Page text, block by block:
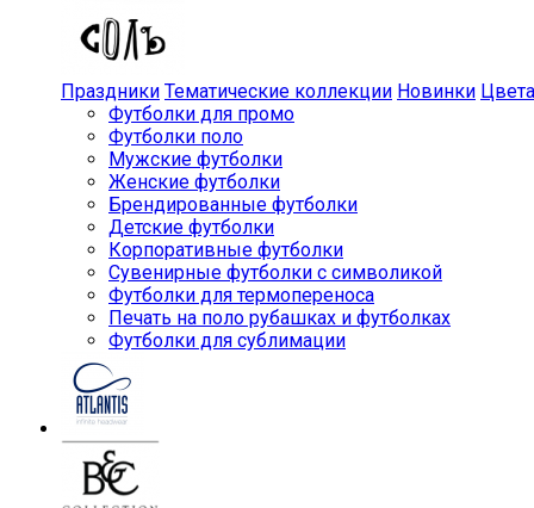
Праздники Тематические коллекции Новинки Цвета
Футболки для промо
Футболки поло
Мужские футболки
Женские футболки
Брендированные футболки
Детские футболки
Корпоративные футболки
Сувенирные футболки с символикой
Футболки для термопереноса
Печать на поло рубашках и футболках
Футболки для сублимации